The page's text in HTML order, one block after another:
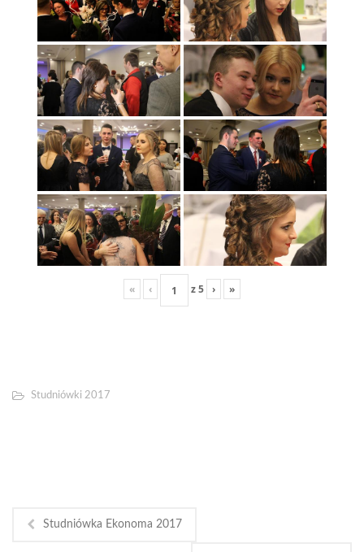
« ‹ z5 › »
Studniówki 2017
Studniówka Ekonoma 2017